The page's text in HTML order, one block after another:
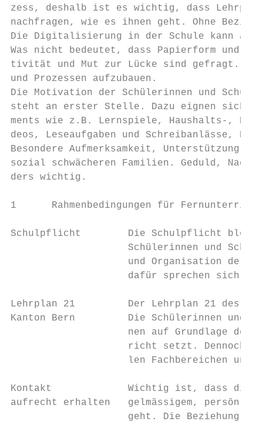
zess, deshalb ist es wichtig, dass
nachfragen, wie es ihnen geht. Ohne
Die Digitalisierung in der Schule kann als
Was nicht bedeutet, dass Papierform und
tivität und Mut zur Lücke sind gefragt.
und Prozessen aufzubauen.
Die Motivation der Schülerinnen und
steht an erster Stelle. Dazu eignen sich
ments wie z.B. Lernspiele, Haushalts-,
deos, Leseaufgaben und Schreibanlässe,
Besondere Aufmerksamkeit, Unterstützung
sozial schwächeren Familien. Geduld,
ders wichtig.
1      Rahmenbedingungen für Fernunterricht
Schulpflicht        Die Schulpflicht bleibt
Schülerinnen und
und Organisation der
dafür sprechen sich
Lehrplan 21         Der Lehrplan 21 des
Kanton Bern         Die Schülerinnen und
nen auf Grundlage der
richt setzt. Dennoch
len Fachbereichen und
Kontakt             Wichtig ist, dass die
aufrecht erhalten   gelmässigem,
geht. Die Beziehung